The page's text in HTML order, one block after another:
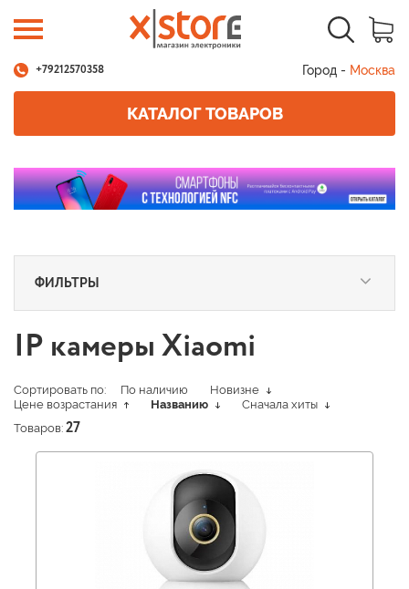
+79212570358 Город - Москва
КАТАЛОГ ТОВАРОВ
ФИЛЬТРЫ
IP камеры Xiaomi
Сортировать по: По наличию
Новизне
Цене возрастания
Названию
Сначала хиты
Товаров: 27